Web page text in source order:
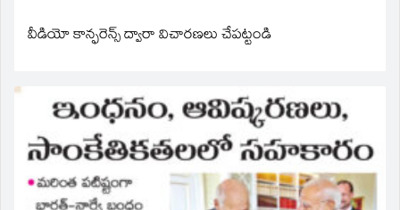
వీడియో కాన్ఫరెన్స్ ద్వారా విచారణలు చేపట్టండి